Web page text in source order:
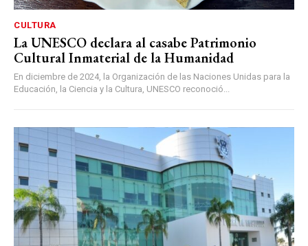
CULTURA
La UNESCO declara al casabe Patrimonio
Cultural Inmaterial de la Humanidad
En diciembre de 2024, la Organización de las Naciones Unidas para la
Educación, la Ciencia y la Cultura, UNESCO reconoció...